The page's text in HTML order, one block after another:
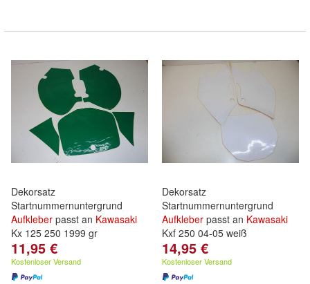
Dekorsatz
Startnummernuntergrund
Aufkleber passt an Kawasaki
Kx 125 250 1999 gr
11,95 €
Kostenloser Versand
Dekorsatz
Startnummernuntergrund
Aufkleber passt an Kawasaki
Kxf 250 04-05 weiß
14,95 €
Kostenloser Versand